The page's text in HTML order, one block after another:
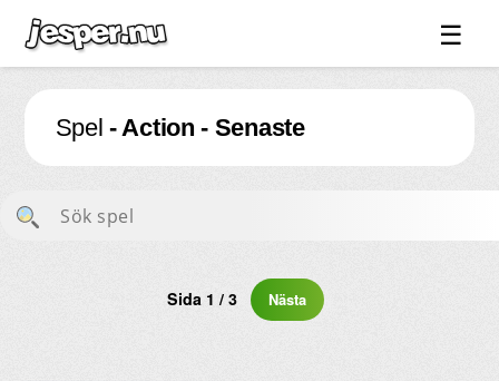
☰
Spel ↓
Bilder ↓
Forum ↓
Länkar
Spel - Action - Senaste
Sida 1 / 3 Nästa